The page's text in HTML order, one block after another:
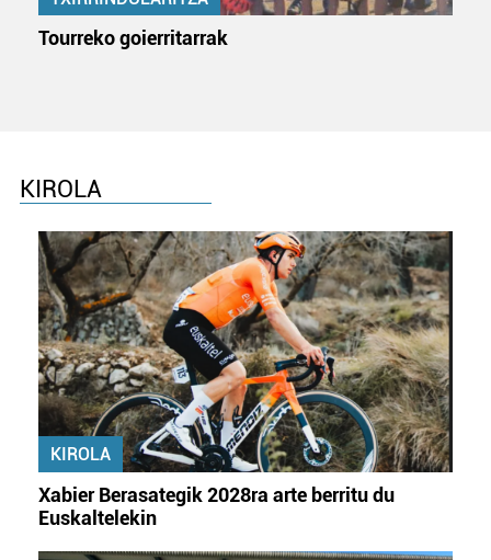
Tourreko goierritarrak
KIROLA
KIROLA
Xabier Berasategik 2028ra arte berritu du
Euskaltelekin